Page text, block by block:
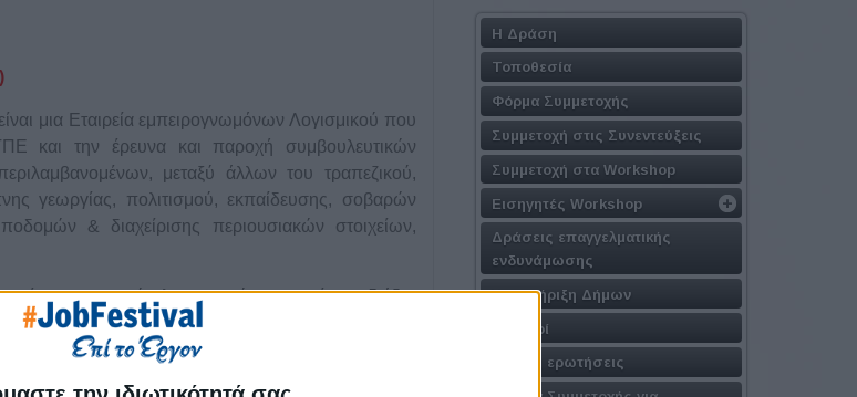
μια Εταιρεία εμπειρογνωμόνων Λογισμικού που
και την έρευνα και παροχή συμβουλευτικών
μεταξύ άλλων του τραπεζικού,
γεωργίας, πολιτισμού, εκπαίδευσης, σοβαρών
& διαχείρισης περιουσιακών στοιχείων,
μηχανικών λογισμικού, η εταιρεία σχεδιάζει,
τεχνολογίες αιχμής. Το έργο και οι
φορείς, πολυεθνικές εταιρείες και
Η Δράση
Τοποθεσία
Φόρμα Συμμετοχής
Συμμετοχή στις Συνεντεύξεις
Συμμετοχή στα Workshop
Εισηγητές Workshop
Δράσεις επαγγελματικής
ενδυνάμωσης
Υποστήριξη Δήμων
Χορηγοί
Συχνές ερωτήσεις